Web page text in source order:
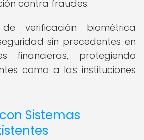
contra fraudes.
verificación biométrica
sin precedentes en
financieras, protegiendo
como a las instituciones
Sistemas